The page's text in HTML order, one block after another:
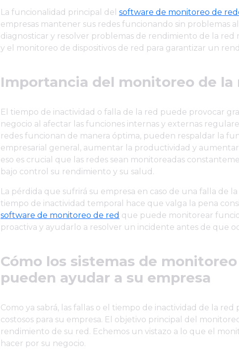
La funcionalidad principal del software de monitoreo de
empresas mantener sus redes funcionando sin problemas
diagnosticar y resolver problemas de rendimiento de la red
y el monitoreo de dispositivos de red para garantizar un
Importancia del monitoreo de la
El tiempo de inactividad o falla de la red puede provocar
negocio al afectar las funciones internas y externas
redes funcionan de manera óptima, pueden respaldar la
empresarial general, aumentar la productividad y
eso es crucial que las redes sean monitoreadas
bajo control su rendimiento y su salud.
La pérdida que sufrirá su empresa en caso de una falla de
tiempo de inactividad temporal hace que valga la pena
software de monitoreo de red que puede monitorear
proactiva y ayudarlo a resolver un incidente antes de que
Cómo los sistemas de
pueden ayudar a su empresa
Como ya sabrá, las fallas o el tiempo de inactividad de la
costosos para su empresa. El objetivo principal del
rendimiento de su red. Echemos un vistazo a lo que el
hacer por su negocio.